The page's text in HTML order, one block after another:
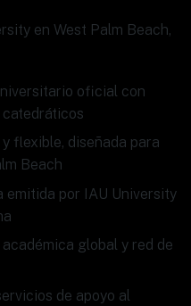
en West Palm Beach,
oficial con
flexible, diseñada para
Beach
emitida por IAU University
global y red de
de apoyo al